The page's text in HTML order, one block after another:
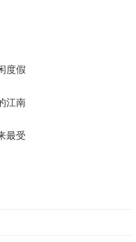
度假
江南
最受